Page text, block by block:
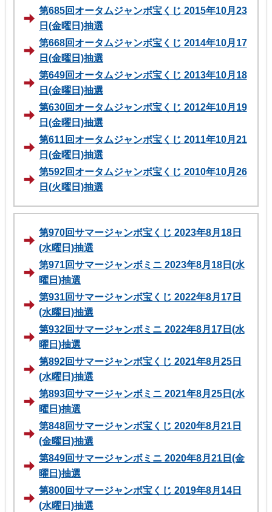
第685回オータムジャンボ宝くじ 2015年10月23
日(金曜日)抽選
第668回オータムジャンボ宝くじ 2014年10月17
日(金曜日)抽選
第649回オータムジャンボ宝くじ 2013年10月18
日(金曜日)抽選
第630回オータムジャンボ宝くじ 2012年10月19
日(金曜日)抽選
第611回オータムジャンボ宝くじ 2011年10月21
日(金曜日)抽選
第592回オータムジャンボ宝くじ 2010年10月26
日(火曜日)抽選
第970回サマージャンボ宝くじ 2023年8月18日
(水曜日)抽選
第971回サマージャンボミニ 2023年8月18日(水
曜日)抽選
第931回サマージャンボ宝くじ 2022年8月17日
(水曜日)抽選
第932回サマージャンボミニ 2022年8月17日(水
曜日)抽選
第892回サマージャンボ宝くじ 2021年8月25日
(水曜日)抽選
第893回サマージャンボミニ 2021年8月25日(水
曜日)抽選
第848回サマージャンボ宝くじ 2020年8月21日
(金曜日)抽選
第849回サマージャンボミニ 2020年8月21日(金
曜日)抽選
第800回サマージャンボ宝くじ 2019年8月14日
(水曜日)抽選